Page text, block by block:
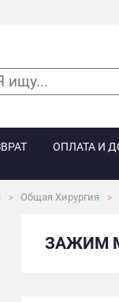
ОПЛАТА И
Общая Хирургия
ЗАЖИМ